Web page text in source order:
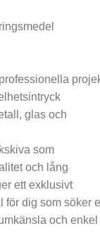
glas och
som
och lång
ett exklusivt
för dig som söker
och enkel